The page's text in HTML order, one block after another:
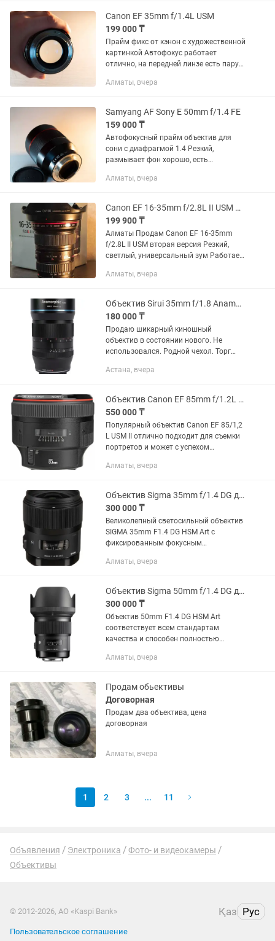
Canon EF 35mm f/1.4L USM
199 000 ₸
Прайм фикс от кэнон с художественной
картинкой Автофокус работает
отлично, на передней линзе есть пару
картинку
Алматы, вчера
Samyang AF Sony E 50mm f/1.4 FE
159 000 ₸
Автофокусный прайм объектив для
сони с диафрагмой 1.4 Резкий,
размывает фон хорошо, есть
работу Так же есть другие объективы,
Алматы, вчера
Canon EF 16-35mm f/2.8L II USM Идеал
199 900 ₸
Алматы Продам Canon EF 16-35mm
f/2.8L II USM вторая версия Резкий,
светлый, универсальный зум Работает
Алматы, вчера
Объектив Sirui 35mm f/1.8 Anamorphic 1.33x для Sony E
180 000 ₸
Продаю шикарный киношный
объектив в состоянии нового. Не
использовался. Родной чехол. Торг
Объектив Sirui 35mm f/1.8 Anamorphic
Астана, вчера
Объектив Canon EF 85mm f/1.2L II USM
550 000 ₸
Популярный объектив Canon EF 85/1,2
L USM II отлично подходит для съемки
портретов и может с успехом
пленочными, так и с цифровыми
Модель...
Алматы, вчера
Объектив Sigma 35mm f/1.4 DG для Canon
300 000 ₸
Великолепный светосильный объектив
SIGMA 35mm F1.4 DG HSM Art c
фиксированным фокусным
высококачественными линзами
основного...
Алматы, вчера
Объектив Sigma 50mm f/1.4 DG для Canon
300 000 ₸
Объектив 50mm F1.4 DG HSM Art
соответствует всем стандартам
качества и способен полностью
камеры в области создания
объектив...
Алматы, вчера
Продам обьективы
Договорная
Продам два объектива, цена
договорная
Алматы, вчера
1 2 3 ... 11
Объявления Электроника
Фото- и видеокамеры
Объективы
© 2012-2026, АО «Kaspi Bank» Қаз Рус
Пользовательское соглашение